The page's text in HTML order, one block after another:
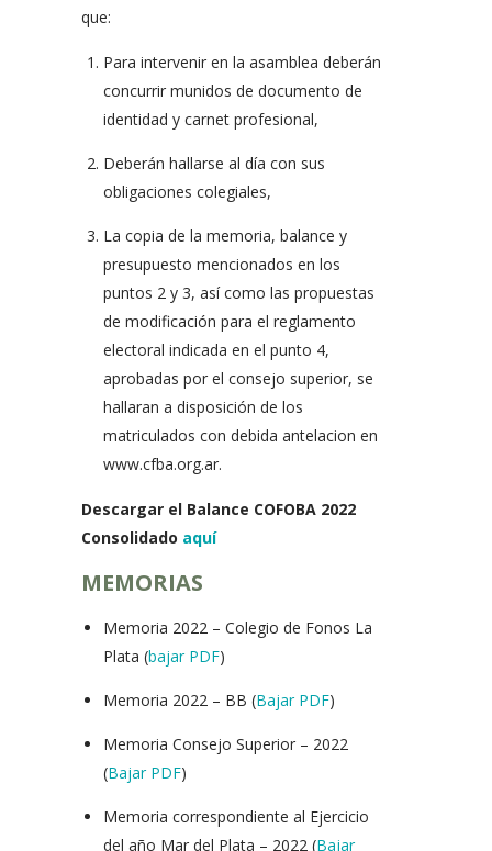
que:
Para intervenir en la asamblea deberán
concurrir munidos de documento de
identidad y carnet profesional,
Deberán hallarse al día con sus
obligaciones colegiales,
La copia de la memoria, balance y
presupuesto mencionados en los
puntos 2 y 3, así como las propuestas
de modificación para el reglamento
electoral indicada en el punto 4,
aprobadas por el consejo superior, se
hallaran a disposición de los
matriculados con debida antelacion en
www.cfba.org.ar.
Descargar el Balance COFOBA 2022
Consolidado aquí
MEMORIAS
Memoria 2022 – Colegio de Fonos La
Plata (bajar PDF)
Memoria 2022 – BB (Bajar PDF)
Memoria Consejo Superior – 2022
(Bajar PDF)
Memoria correspondiente al Ejercicio
del año Mar del Plata – 2022 (Bajar